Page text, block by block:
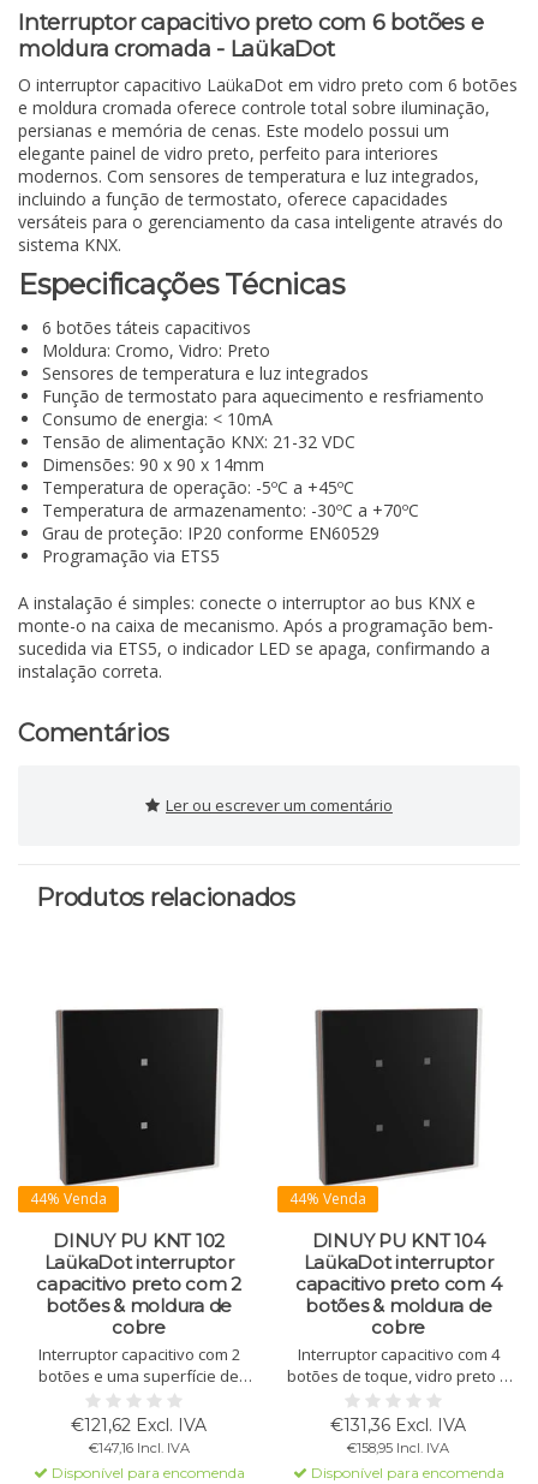
Interruptor capacitivo preto com 6 botões e
moldura cromada - LaükaDot
O interruptor capacitivo LaükaDot em vidro preto com 6 botões
e moldura cromada oferece controle total sobre iluminação,
persianas e memória de cenas. Este modelo possui um
elegante painel de vidro preto, perfeito para interiores
modernos. Com sensores de temperatura e luz integrados,
incluindo a função de termostato, oferece capacidades
versáteis para o gerenciamento da casa inteligente através do
sistema KNX.
Especificações Técnicas
6 botões táteis capacitivos
Moldura: Cromo, Vidro: Preto
Sensores de temperatura e luz integrados
Função de termostato para aquecimento e resfriamento
Consumo de energia: < 10mA
Tensão de alimentação KNX: 21-32 VDC
Dimensões: 90 x 90 x 14mm
Temperatura de operação: -5ºC a +45ºC
Temperatura de armazenamento: -30ºC a +70ºC
Grau de proteção: IP20 conforme EN60529
Programação via ETS5
A instalação é simples: conecte o interruptor ao bus KNX e
monte-o na caixa de mecanismo. Após a programação bem-
sucedida via ETS5, o indicador LED se apaga, confirmando a
instalação correta.
Comentários
Ler ou escrever um comentário
Produtos relacionados
44% Venda
DINUY PU KNT 102
LaükaDot interruptor
capacitivo preto com 2
botões & moldura de
cobre
Interruptor capacitivo com 2
botões e uma superfície de
controle em vidro para gerenciar
iluminação, persianas e funções
do termostato. Vidro preto com
moldura de cobre.
€121,62 Excl. IVA
€147,16 Incl. IVA
Disponível para encomenda
44% Venda
DINUY PU KNT 104
LaükaDot interruptor
capacitivo preto com 4
botões & moldura de
cobre
Interruptor capacitivo com 4
botões de toque, vidro preto e
moldura de cobre. Sensores de
temperatura e luminosidade
integrados, função termostato e
compatível com KNX.
€131,36 Excl. IVA
€158,95 Incl. IVA
Disponível para encomenda